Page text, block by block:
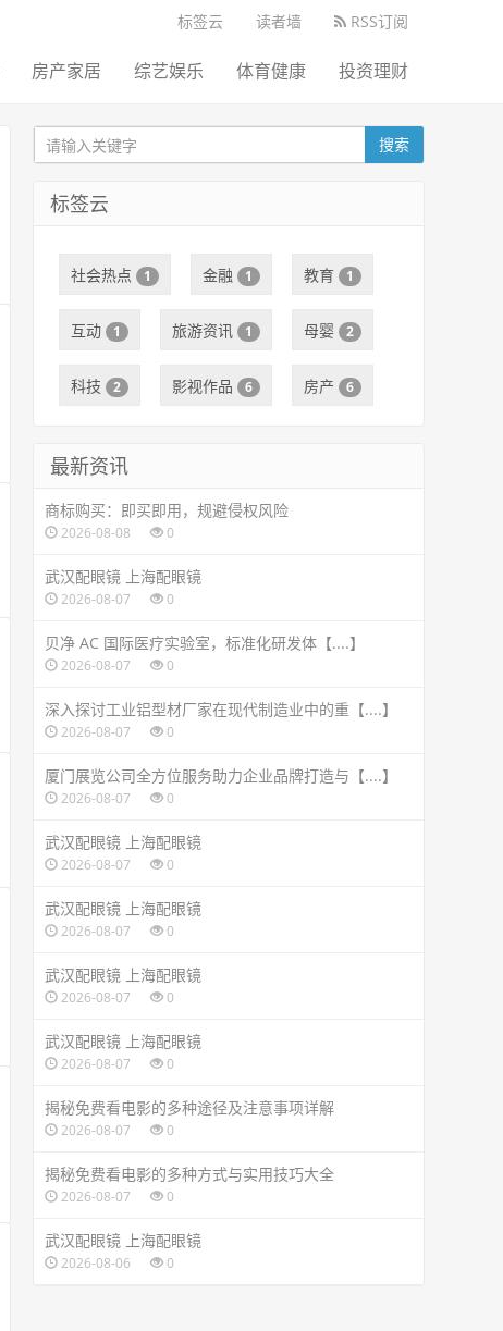
标签云 读者墙 RSS订阅
房产家居 综艺娱乐 体育健康 投资理财
搜索
标签云
社会热点 1 金融 1 教育 1
互动 1 旅游资讯 1 母婴 2
科技 2 影视作品 6 房产 6
最新资讯
商标购买：即买即用，规避侵权风险
2026-08-08 0
武汉配眼镜 上海配眼镜
2026-08-07 0
贝净 AC 国际医疗实验室，标准化研发体【....】
2026-08-07 0
深入探讨工业铝型材厂家在现代制造业中的重【....】
2026-08-07 0
厦门展览公司全方位服务助力企业品牌打造与【....】
2026-08-07 0
武汉配眼镜 上海配眼镜
2026-08-07 0
武汉配眼镜 上海配眼镜
2026-08-07 0
武汉配眼镜 上海配眼镜
2026-08-07 0
武汉配眼镜 上海配眼镜
2026-08-07 0
揭秘免费看电影的多种途径及注意事项详解
2026-08-07 0
揭秘免费看电影的多种方式与实用技巧大全
2026-08-07 0
武汉配眼镜 上海配眼镜
2026-08-06 0